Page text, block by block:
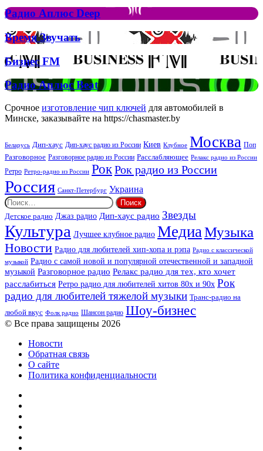
Джона
та
Брітні
Спірс
Рок
Радио
Аплюс
Deep
Радио Аплюс Deep
Время
Звучать
Время Звучать
Бизнес
Бизнес FM
Радио
Аплюс
Beat
Радио Аплюс Beat
Срочное изготовление чип ключей для автомобилей в
Минске, заказывайте на https://chasmaster.by
Беларусь Дип-хаус Дип-хаус радио из России Киев Клубное Москва Поп
Разговорное Разговорное радио из России Расслабляющее Релакс радио из России
Ретро Ретро-радио из России РокРок радио из России
Россия Санкт-Петербург Украина
Найти:
Детское радио Джаз радио Дип-хаус радио Звезды
Культура Лучшее клубное радио МедиаМузыка
Новости Радио для любителей хип-хопа и рэпа Радио с классической
музыкой Радио с самой новой и популярной отечественной и западной
музыкой Разговорное радио Релакс радио для тех, кто хочет
расслабиться Ретро радио для любителей хитов 80х и 90х Рок
радио для любителей тяжелой музыки Транс-радио на
любой вкус Фолк радио Шансон радио Шоу-бизнес
© Все права защищены 2026
Новости
Обратная связь
О сайте
Политика конфиденциальности